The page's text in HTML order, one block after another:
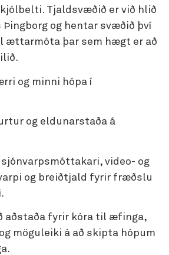
Tjaldsvæðið er við hlið
og hentar svæðið því
ættarmóta þar sem hægt er að
og minni hópa í
og eldunarstaða á
video- og
og breiðtjald fyrir fræðslu
aðstaða fyrir kóra til æfinga,
möguleiki á að skipta hópum